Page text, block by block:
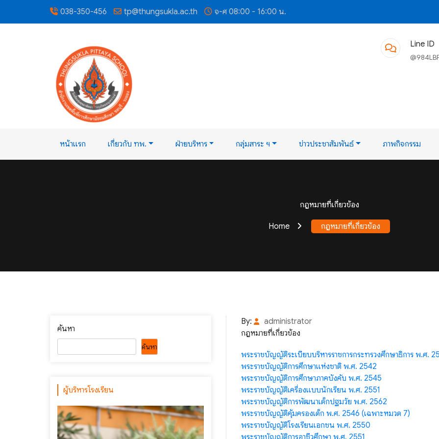
038-350-456 tp@thungsukla.ac.th จ-ศ 08:00 - 16:00 น.
Line ID
หน้าแรก เกี่ยวกับ ทพ. ฝ่ายบริหาร กลุ่มสาระ ฯ ข่าวประชาสัมพันธ์ ภาพกิจกรรม
กฎหมายที่เกี่ยวข้อง
Home กฎหมายที่เกี่ยวข้อง
ค้นหา
ค้นหา
ผู้บริหารโรงเรียน
By:
administrator
กฎหมายที่เกี่ยวข้อง
พระราชบัญญัติระเบียบบริหารราชการกระทรวงศึกษาธิการ พ.ศ.
พระราชบัญญัติการศึกษาแห่งชาติ พ.ศ. 2542
พระราชบัญญัติการศึกษาภาคบังคับ พ.ศ. 2545
พระราชบัญญัติเครื่องแบบนักเรียน พ.ศ. 2551
พระราชบัญญัติการพัฒนาเด็กปฐมวัย พ.ศ. 2562
พระราชบัญญัติคุ้มครองเด็ก พ.ศ. 2546 (เฉพาะหมวด 7)
พระราชบัญญัติโรงเรียนเอกชน พ.ศ. 2550
พระราชบัญญัติการอาชีวศึกษา พ.ศ. 2551